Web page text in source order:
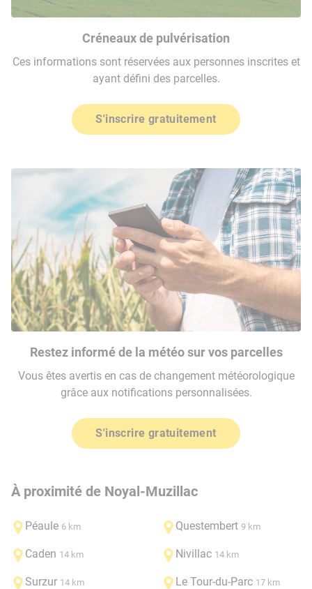
Créneaux de pulvérisation
Ces informations sont réservées aux personnes inscrites et
ayant défini des parcelles.
S'inscrire gratuitement
Restez informé de la météo sur vos parcelles
Vous êtes avertis en cas de changement météorologique
grâce aux notifications personnalisées.
S'inscrire gratuitement
À proximité de Noyal-Muzillac
Péaule 6 km Questembert 9 km
Caden 14 km Nivillac 14 km
Surzur 14 km Le Tour-du-Parc 17 km